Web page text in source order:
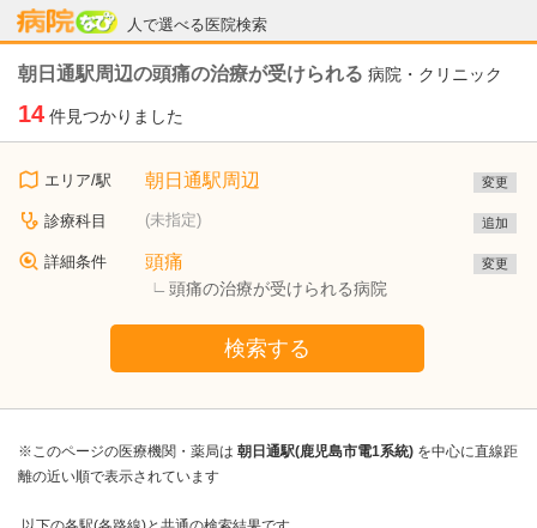
人で選べる医院検索
病院なび
朝日通駅周辺の頭痛の治療が受けられる 病院・クリニック
14 件見つかりました
エリア/駅 朝日通駅周辺 変更
診療科目 (未指定) 追加
詳細条件 頭痛
頭痛の治療が受けられる病院
変更
検索する
※このページの医療機関・薬局は 朝日通駅(鹿児島市電1系統) を中心に直線距
離の近い順で表示されています